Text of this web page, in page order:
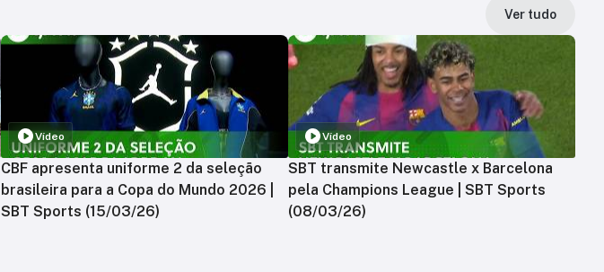
Ver tudo
Vídeo
CBF apresenta uniforme 2 da seleção
brasileira para a Copa do Mundo 2026 |
SBT Sports (15/03/26)
Vídeo
SBT transmite Newcastle x Barcelona
pela Champions League | SBT Sports
(08/03/26)